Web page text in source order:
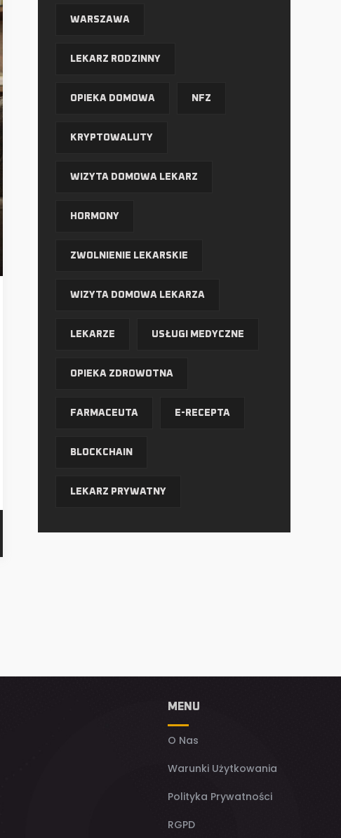
WARSZAWA
LEKARZ RODZINNY
OPIEKA DOMOWA NFZ
KRYPTOWALUTY
WIZYTA DOMOWA LEKARZ
HORMONY
ZWOLNIENIE LEKARSKIE
WIZYTA DOMOWA LEKARZA
LEKARZE USŁUGI MEDYCZNE
OPIEKA ZDROWOTNA
FARMACEUTA E-RECEPTA
BLOCKCHAIN
LEKARZ PRYWATNY
MENU
O Nas
Warunki Użytkowania
Polityka Prywatności
RGPD